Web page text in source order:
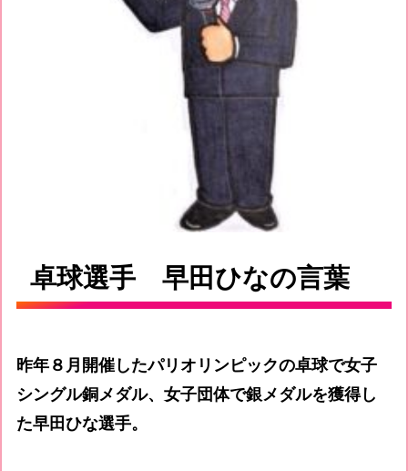
卓球選手 早田ひなの言葉
昨年８月開催したパリオリンピックの卓球で女子
シングル銅メダル、女子団体で銀メダルを獲得し
た早田ひな選手。